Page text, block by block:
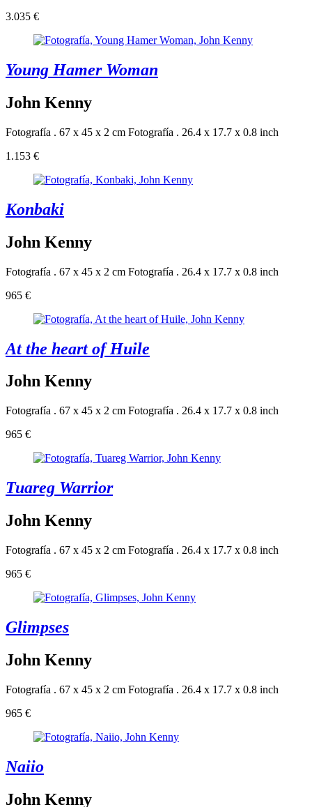
3.035 €
Young Hamer Woman
John Kenny
Fotografía . 67 x 45 x 2 cm Fotografía . 26.4 x 17.7 x 0.8 inch
1.153 €
Konbaki
John Kenny
Fotografía . 67 x 45 x 2 cm Fotografía . 26.4 x 17.7 x 0.8 inch
965 €
At the heart of Huile
John Kenny
Fotografía . 67 x 45 x 2 cm Fotografía . 26.4 x 17.7 x 0.8 inch
965 €
Tuareg Warrior
John Kenny
Fotografía . 67 x 45 x 2 cm Fotografía . 26.4 x 17.7 x 0.8 inch
965 €
Glimpses
John Kenny
Fotografía . 67 x 45 x 2 cm Fotografía . 26.4 x 17.7 x 0.8 inch
965 €
Naiio
John Kenny